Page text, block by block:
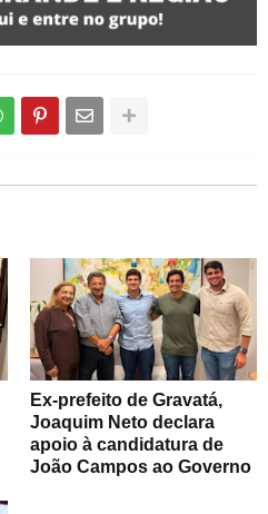
Ex-prefeito de Gravatá,
Joaquim Neto declara
apoio à candidatura de
João Campos ao Governo